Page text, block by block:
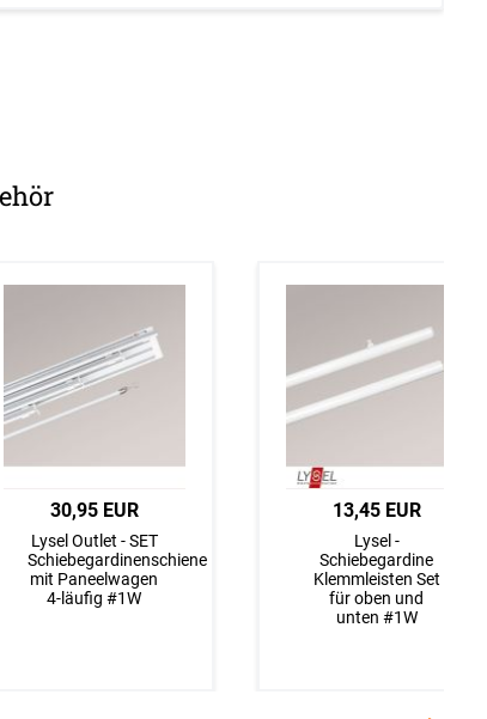
39,95 EUR
Lysel -
Mola #1W in
Steingrau
40,91 EUR
Schiebegardine
Gradient #1W
30,95 EUR
Lysel Outlet - SET
Schiebegardinenschiene
mit Paneelwagen
4-läufig #1W
13,45 EUR
Lysel -
Schiebegardine
Klemmleisten Set
für oben und
unten #1W